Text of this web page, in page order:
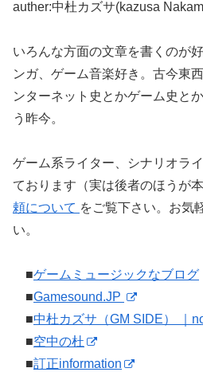
auther:中杜カズサ(kazusa
いろんな方面の文章を書くのが
ンガ、ゲーム音楽好き。古今東
ンターネット史とかゲーム史と
う昨今。
ゲーム系ライター、シナリオラ
ております（実は後者のほうが
頼について をご覧下さい。お気
い。
■ゲームミュージックなブログ
■Gamesound.JP
■中杜カズサ（GM SIDE） ｜
■空中の杜
■訂正information